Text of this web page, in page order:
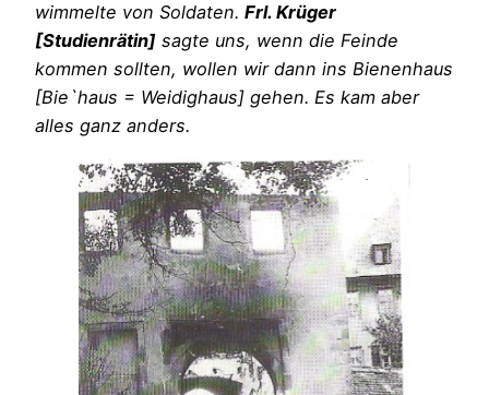
wimmelte von Soldaten. Frl. Krüger
[Studienrätin] sagte uns, wenn die Feinde
kommen sollten, wollen wir dann ins Bienenhaus
[Bie`haus = Weidighaus] gehen. Es kam aber
alles ganz anders.